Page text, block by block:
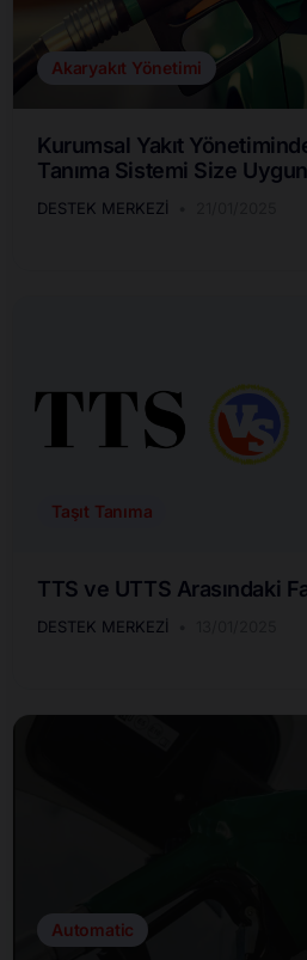
Akaryakıt Yönetimi
Kurumsal Yakıt
Tanıma Sistemi Size
DESTEK MERKEZI
Taşıt Tanıma
TTS ve UTTS Arasındaki
DESTEK MERKEZI
Automatic